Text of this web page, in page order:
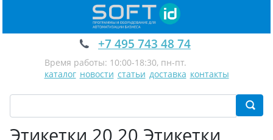
+7 495 743 48 74
Время работы: 10:00-18:30, пн-пт.
каталог новости статьи доставка контакты
Этикетки 20 20 Этикетки